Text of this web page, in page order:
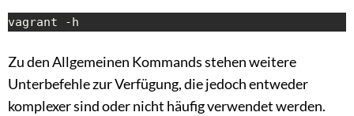
vagrant -h
Zu den Allgemeinen Kommands stehen weitere
Unterbefehle zur Verfügung, die jedoch entweder
komplexer sind oder nicht häufig verwendet werden.